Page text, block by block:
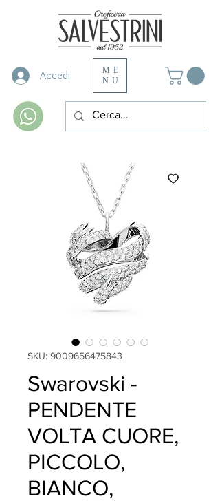
Accedi
ME
NU
SKU: 9009656475843
Swarovski -
PENDENTE
VOLTA CUORE,
PICCOLO,
BIANCO,